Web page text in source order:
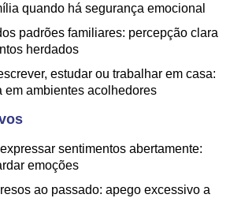
quando há segurança emocional
padrões familiares: percepção clara
herdados
estudar ou trabalhar em casa:
em ambientes acolhedores
sentimentos abertamente:
emoções
ao passado: apego excessivo a